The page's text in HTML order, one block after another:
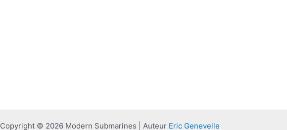
Copyright © 2026 Modern Submarines | Auteur Eric Genevelle